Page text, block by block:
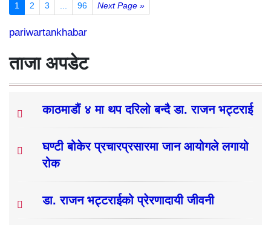
1 2 3 96 Next Page »
pariwartankhabar
ताजा अपडेट
काठमाडौं ४ मा थप दरिलो बन्दै डा. राजन भट्टराई
घण्टी बोकेर प्रचारप्रसारमा जान आयोगले लगायो
रोक
डा. राजन भट्टराईको प्रेरणादायी जीवनी